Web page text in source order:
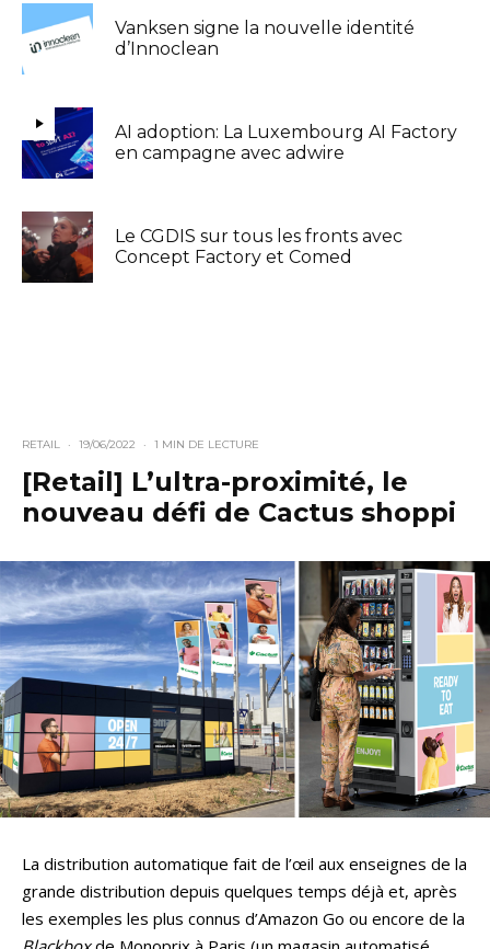
Vanksen signe la nouvelle identité
d’Innoclean
AI adoption: La Luxembourg AI Factory
en campagne avec adwire
Le CGDIS sur tous les fronts avec
Concept Factory et Comed
RETAIL · 19/06/2022 · 1 MIN DE LECTURE
[Retail] L’ultra-proximité, le
nouveau défi de Cactus shoppi
La distribution automatique fait de l’œil aux enseignes de la
grande distribution depuis quelques temps déjà et, après
les exemples les plus connus d’Amazon Go ou encore de la